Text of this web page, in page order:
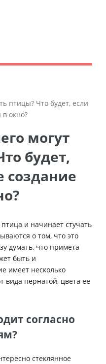
птицы? Что будет, если
в окно?
будет,
создание
и начинает стучать
о том, что это
думать, что примета
быть и
имеет несколько
вида пернатой, цвета ее
согласно
стеклянное